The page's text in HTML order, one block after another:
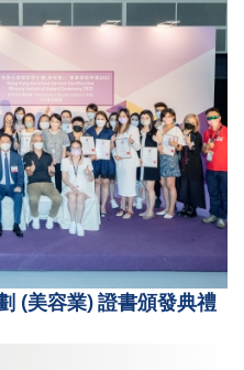
(美容業) 證書頒發典禮